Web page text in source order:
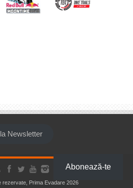
Newsletter
rezervate, Prima Evadare 2026
Abonează-te